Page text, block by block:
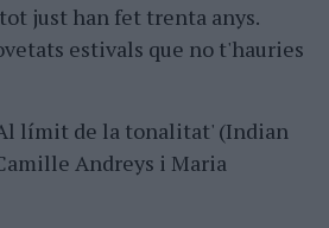
just han fet trenta anys.
estivals que no t'hauries